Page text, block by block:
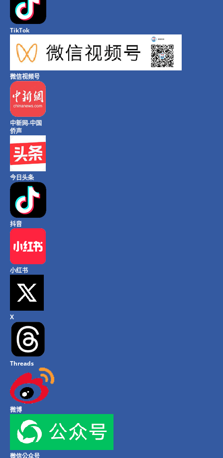
TikTok
微信视频号
中新网-中国
侨声
今日头条
抖音
小红书
X
Threads
微博
微信公众号